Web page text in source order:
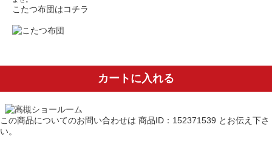
こたつ布団はコチラ
カートに入れる
この商品についてのお問い合わせは 商品ID：152371539 とお伝え下さ
い。